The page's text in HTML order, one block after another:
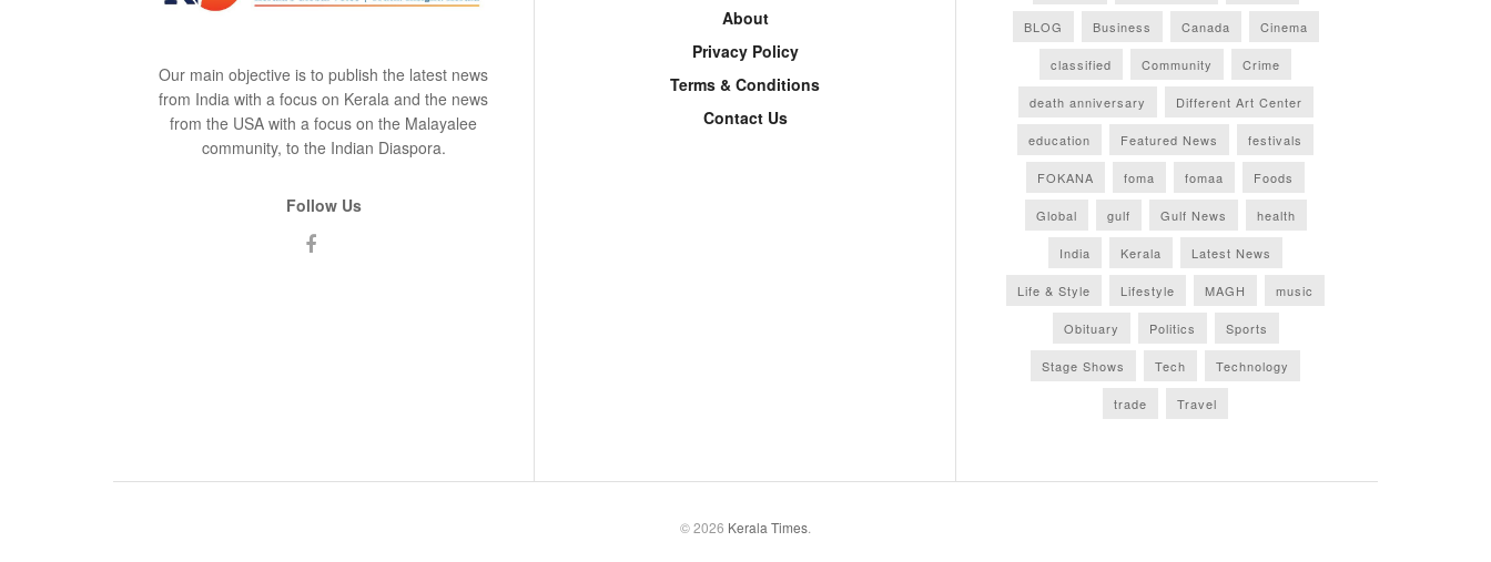
Our main objective is to publish the latest news
from India with a focus on Kerala and the news
from the USA with a focus on the Malayalee
community, to the Indian Diaspora.
Follow Us
About
Privacy Policy
Terms & Conditions
Contact Us
BLOG Business Canada Cinema
classified Community Crime
death anniversary Different Art Center
education Featured News festivals
FOKANA foma fomaa Foods
Global gulf Gulf News health
India Kerala Latest News
Life & Style Lifestyle MAGH music
Obituary Politics Sports
Stage Shows Tech Technology
trade Travel
© 2026 Kerala Times